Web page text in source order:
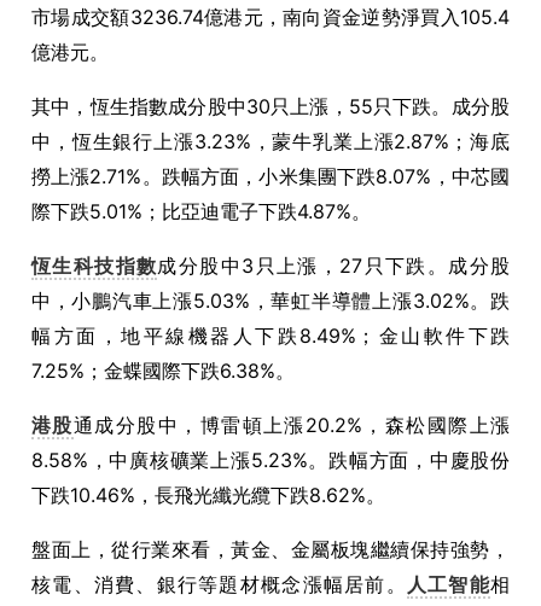
市場成交額3236.74億港元，南向資金逆勢淨買入105.4
億港元。
其中，恆生指數成分股中30只上漲，55只下跌。成分股
中，恆生銀行上漲3.23%，蒙牛乳業上漲2.87%；海底
撈上漲2.71%。跌幅方面，小米集團下跌8.07%，中芯國
際下跌5.01%；比亞迪電子下跌4.87%。
恆生科技指數成分股中3只上漲，27只下跌。成分股
中，小鵬汽車上漲5.03%，華虹半導體上漲3.02%。跌
幅方面，地平線機器人下跌8.49%；金山軟件下跌
7.25%；金蝶國際下跌6.38%。
港股通成分股中，博雷頓上漲20.2%，森松國際上漲
8.58%，中廣核礦業上漲5.23%。跌幅方面，中慶股份
下跌10.46%，長飛光纖光纜下跌8.62%。
盤面上，從行業來看，黃金、金屬板塊繼續保持強勢，
核電、消費、銀行等題材概念漲幅居前。
人工智能相